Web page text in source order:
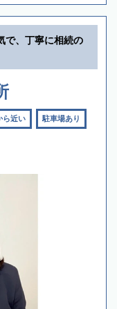
で、丁寧に相続の
ら近い 駐車場あり